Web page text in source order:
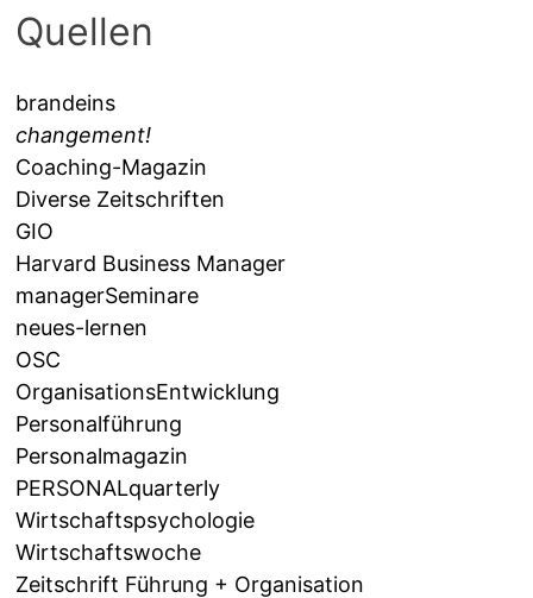
Quellen
brandeins
changement!
Coaching-Magazin
Diverse Zeitschriften
GIO
Harvard Business Manager
managerSeminare
neues-lernen
OSC
OrganisationsEntwicklung
Personalführung
Personalmagazin
PERSONALquarterly
Wirtschaftspsychologie
Wirtschaftswoche
Zeitschrift Führung + Organisation